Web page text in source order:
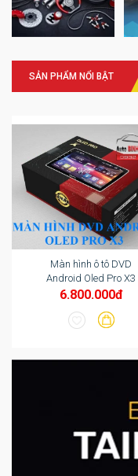
SẢN PHẨM NỔI BẬT
Màn hình ô tô DVD
Android Oled Pro X3
6.800.000đ